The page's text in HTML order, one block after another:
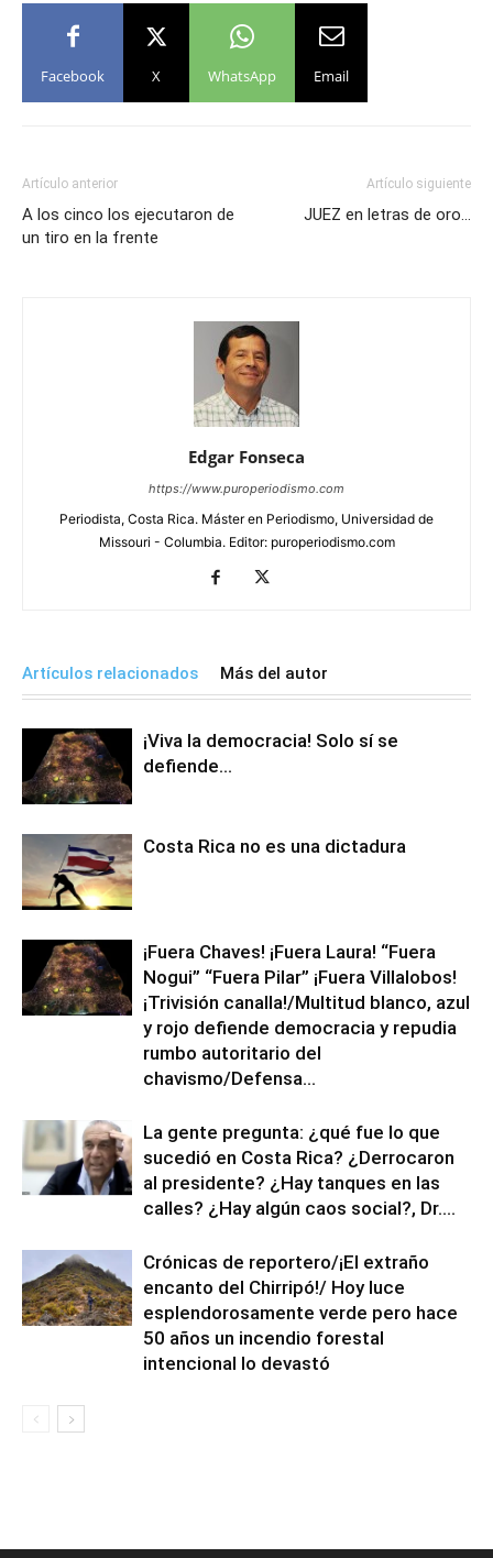
Facebook X WhatsApp Email
Artículo anterior
A los cinco los ejecutaron de
un tiro en la frente
Artículo siguiente
JUEZ en letras de oro…
Edgar Fonseca
https://www.puroperiodismo.com
Periodista, Costa Rica. Máster en Periodismo, Universidad de
Missouri - Columbia. Editor: puroperiodismo.com
Artículos relacionados Más del autor
¡Viva la democracia! Solo sí se
defiende…
Costa Rica no es una dictadura
¡Fuera Chaves! ¡Fuera Laura! “Fuera
Nogui” “Fuera Pilar” ¡Fuera Villalobos!
¡Trivisión canalla!/Multitud blanco, azul
y rojo defiende democracia y repudia
rumbo autoritario del
chavismo/Defensa...
La gente pregunta: ¿qué fue lo que
sucedió en Costa Rica? ¿Derrocaron
al presidente? ¿Hay tanques en las
calles? ¿Hay algún caos social?, Dr....
Crónicas de reportero/¡El extraño
encanto del Chirripó!/ Hoy luce
esplendorosamente verde pero hace
50 años un incendio forestal
intencional lo devastó